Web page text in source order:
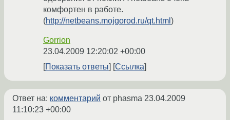
комфортен в работе.
(http://netbeans.mojgorod.ru/qt.html )
Gorrion
23.04.2009 12:20:02 +00:00
Показать ответы
Ссылка
Ответ на: комментарий от phasma 23.04.2009
11:10:23 +00:00